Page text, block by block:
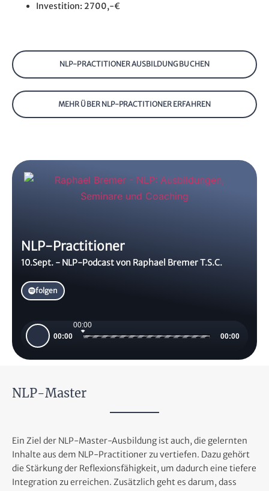
Investition: 2700,-€
NLP-PRACTITIONER AUSBILDUNG BUCHEN
MEHR ÜBER NLP-PRACTITIONER ERFAHREN
NLP-Practitioner
10.Sept. - NLP-Podcast von Raphael Bremer T.S.C.
folgen
Audio-
Player
00:00
00:00
00:00
NLP-Master​
Ein Ziel der NLP-Master-Ausbildung ist auch, die gelernten
Inhalte aus dem NLP-Practitioner zu vertiefen. Dazu gehört
die Stärkung der Reflexionsfähigkeit, um dadurch eine tiefere
Integration zu erreichen. Zusätzlich geht es darum, dass